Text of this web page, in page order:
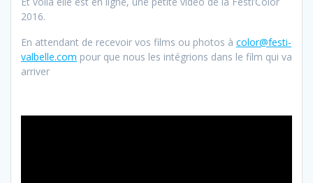
2016.
En attendant de recevoir vos films ou photos à color@festi-
valbelle.com pour que nous les intégrions dans le film qui va
arriver